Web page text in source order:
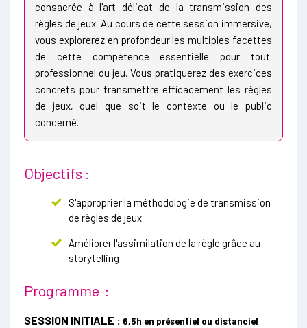
consacrée à l'art délicat de la transmission des
règles de jeux. Au cours de cette session immersive,
vous explorerez en profondeur les multiples facettes
de cette compétence essentielle pour tout
professionnel du jeu. Vous pratiquerez des exercices
concrets pour transmettre efficacement les règles
de jeux, quel que soit le contexte ou le public
concerné.
Objectifs :
S'approprier la méthodologie de transmission
de règles de jeux
Améliorer l'assimilation de la règle grâce au
storytelling
Programme :
SESSION INITIALE : 6,5h en présentiel ou distanciel